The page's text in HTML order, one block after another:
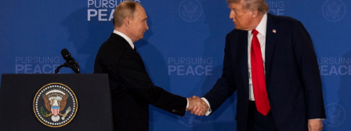
Mondiali calcio 2026
PODCAST